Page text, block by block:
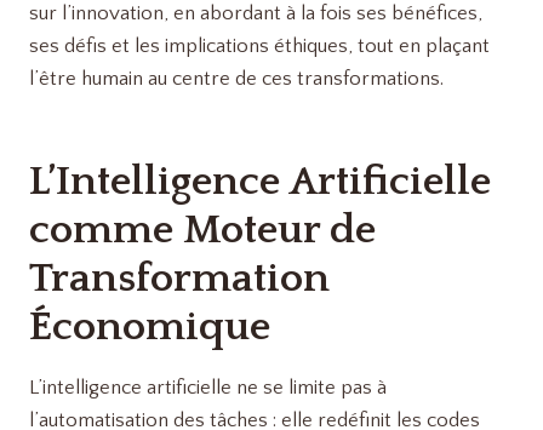
sur l’innovation, en abordant à la fois ses bénéfices,
ses défis et les implications éthiques, tout en plaçant
l’être humain au centre de ces transformations.
L’Intelligence Artificielle
comme Moteur de
Transformation
Économique
L’intelligence artificielle ne se limite pas à
l’automatisation des tâches : elle redéfinit les codes